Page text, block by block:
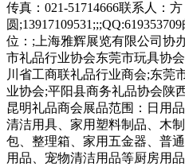
传真：021-51714666联系人：方
圆
位：;上海雅辉展览有限公司协
市礼品行业协会东莞市玩具协
川省工商联礼品行业商会;东莞
业协会;平阳县商务礼品协会陕
昆明礼品商会展品范围：日用
清洁用具、家用塑料制品、木
包、整理箱、家用五金器、普
用品、宠物清洁用品等厨房用